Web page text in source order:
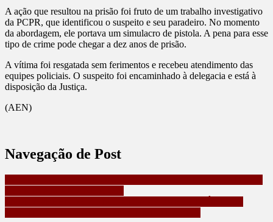
A ação que resultou na prisão foi fruto de um trabalho investigativo
da PCPR, que identificou o suspeito e seu paradeiro. No momento
da abordagem, ele portava um simulacro de pistola. A pena para esse
tipo de crime pode chegar a dez anos de prisão.
A vítima foi resgatada sem ferimentos e recebeu atendimento das
equipes policiais. O suspeito foi encaminhado à delegacia e está à
disposição da Justiça.
(AEN)
Navegação de Post